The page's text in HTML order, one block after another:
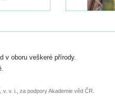
září.
nebo
v oboru veškeré přírody.
v. i., za podpory Akademie věd ČR.